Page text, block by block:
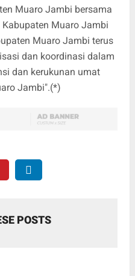
Muaro Jambi bersama
Muaro Jambi
Muaro Jambi terus
dan koordinasi dalam
dan kerukunan umat
Jambi".(*)
POSTS